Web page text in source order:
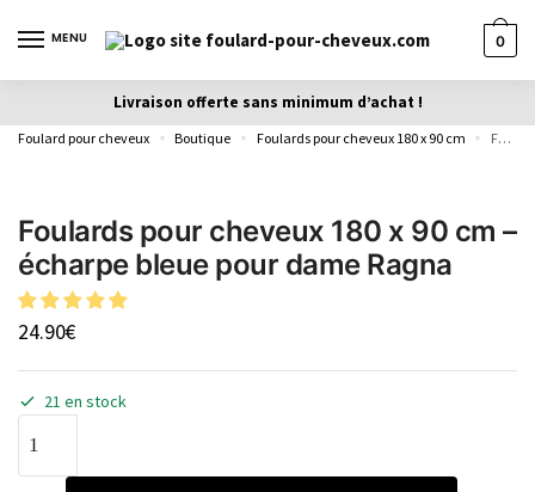
MENU 0
Livraison offerte sans minimum d’achat !
Foulard pour cheveux » Boutique » Foulards pour cheveux 180 x 90 cm » Foulards pour cheveux 180 x 90 cm – écharpe bleue pour dame Ragna
Foulards pour cheveux 180 x 90 cm –
écharpe bleue pour dame Ragna
24.90€
21 en stock